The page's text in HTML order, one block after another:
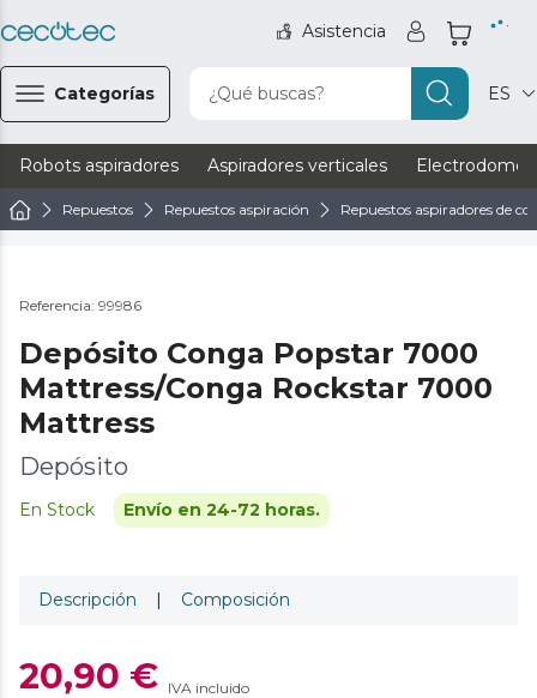
Asistencia
Categorías ¿Qué buscas? ES
Robots aspiradores Aspiradores verticales
Repuestos Repuestos aspiración Repuestos aspiradores de
Referencia: 99986
Depósito Conga Popstar 7000
Mattress/Conga Rockstar 7000
Mattress
Depósito
En Stock Envío en 24-72 horas.
Descripción | Composición
20,90 € IVA incluido